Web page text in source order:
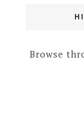
Browse